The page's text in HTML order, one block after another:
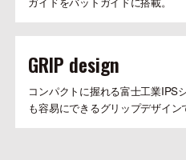
GRIP design
コンパクトに握れる富士工業IPS
も容易にできるグリップデザイン